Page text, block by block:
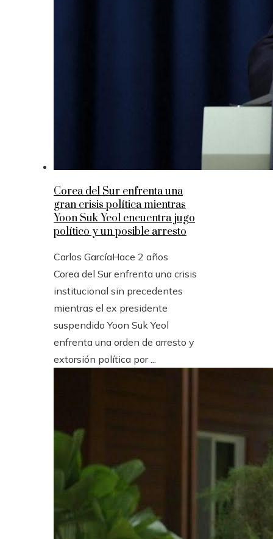
Corea del Sur enfrenta una
gran crisis política mientras
Yoon Suk Yeol encuentra jugo
político y un posible arresto
Carlos GarcíaHace 2 años
Corea del Sur enfrenta una crisis
institucional sin precedentes
mientras el ex presidente
suspendido Yoon Suk Yeol
enfrenta una orden de arresto y
extorsión política por ...